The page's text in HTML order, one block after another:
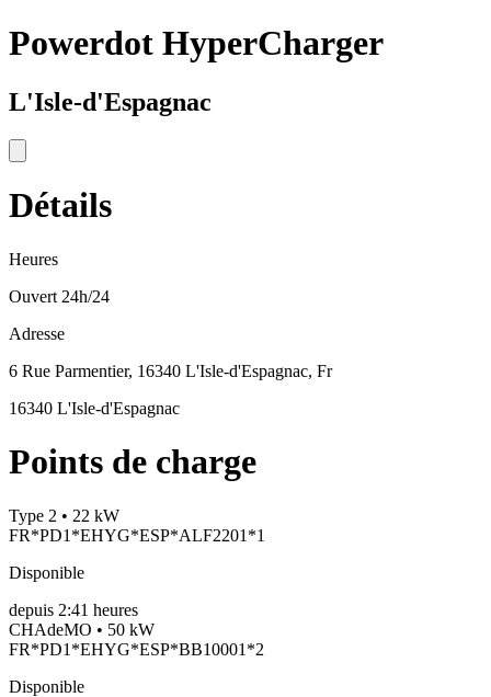
Powerdot HyperCharger
L'Isle-d'Espagnac
Détails
Heures
Ouvert 24h/24
Adresse
6 Rue Parmentier, 16340 L'Isle-d'Espagnac, Fr
16340 L'Isle-d'Espagnac
Points de charge
Type 2 • 22 kW
FR*PD1*EHYG*ESP*ALF2201*1
Disponible
depuis 2:41 heures
CHAdeMO • 50 kW
FR*PD1*EHYG*ESP*BB10001*2
Disponible